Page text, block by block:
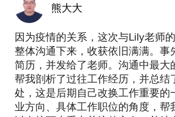
熊大大
因为疫情的关系，这次与Lily老师
整体沟通下来，收获依旧满满。事
简历，并发给了老师。沟通中最大
帮我剖析了过往工作经历，并总结
处，这是后期自己改换工作重要的
业方向、具体工作职位的角度，帮